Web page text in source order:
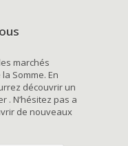
marchés
Somme. En
découvrir un
. N’hésitez pas a
de nouveaux